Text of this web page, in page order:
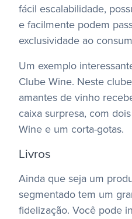
fácil escalabilidade,
e facilmente podem
exclusividade ao
Um exemplo
Clube Wine. Neste
amantes de vinho
caixa surpresa, com
Wine e um corta-gotas.
Livros
Ainda que seja um
segmentado tem um
fidelização. Você pode